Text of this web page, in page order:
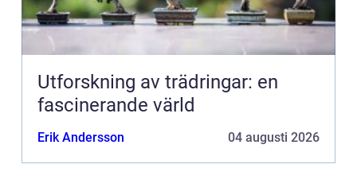
Utforskning av trädringar: en
fascinerande värld
Erik Andersson 04 augusti 2026